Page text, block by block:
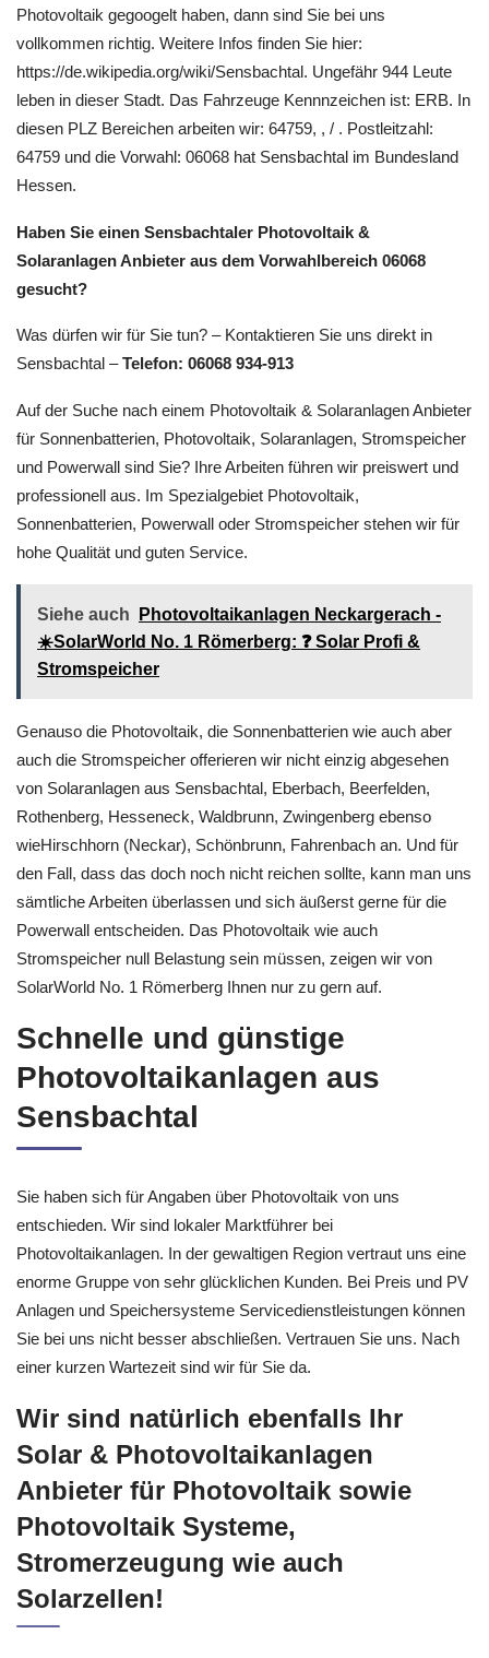
Photovoltaik gegoogelt haben, dann sind Sie bei uns
vollkommen richtig. Weitere Infos finden Sie hier:
https://de.wikipedia.org/wiki/Sensbachtal. Ungefähr 944 Leute
leben in dieser Stadt. Das Fahrzeuge Kennnzeichen ist: ERB. In
diesen PLZ Bereichen arbeiten wir: 64759, , / . Postleitzahl:
64759 und die Vorwahl: 06068 hat Sensbachtal im Bundesland
Hessen.
Haben Sie einen Sensbachtaler Photovoltaik &
Solaranlagen Anbieter aus dem Vorwahlbereich 06068
gesucht?
Was dürfen wir für Sie tun? – Kontaktieren Sie uns direkt in
Sensbachtal –Telefon: 06068 934-913
Auf der Suche nach einem Photovoltaik & Solaranlagen Anbieter
für Sonnenbatterien, Photovoltaik, Solaranlagen, Stromspeicher
und Powerwall sind Sie? Ihre Arbeiten führen wir preiswert und
professionell aus. Im Spezialgebiet Photovoltaik,
Sonnenbatterien, Powerwall oder Stromspeicher stehen wir für
hohe Qualität und guten Service.
Siehe auch
Photovoltaikanlagen Neckargerach -
☀️SolarWorld No. 1 Römerberg: ❓️ Solar Profi &
Stromspeicher
Genauso die Photovoltaik, die Sonnenbatterien wie auch aber
auch die Stromspeicher offerieren wir nicht einzig abgesehen
von Solaranlagen aus Sensbachtal, Eberbach, Beerfelden,
Rothenberg, Hesseneck, Waldbrunn, Zwingenberg ebenso
wieHirschhorn (Neckar), Schönbrunn, Fahrenbach an. Und für
den Fall, dass das doch noch nicht reichen sollte, kann man uns
sämtliche Arbeiten überlassen und sich äußerst gerne für die
Powerwall entscheiden. Das Photovoltaik wie auch
Stromspeicher null Belastung sein müssen, zeigen wir von
SolarWorld No. 1 Römerberg Ihnen nur zu gern auf.
Schnelle und günstige
Photovoltaikanlagen aus
Sensbachtal
Sie haben sich für Angaben über Photovoltaik von uns
entschieden. Wir sind lokaler Marktführer bei
Photovoltaikanlagen. In der gewaltigen Region vertraut uns eine
enorme Gruppe von sehr glücklichen Kunden. Bei Preis und PV
Anlagen und Speichersysteme Servicedienstleistungen können
Sie bei uns nicht besser abschließen. Vertrauen Sie uns. Nach
einer kurzen Wartezeit sind wir für Sie da.
Wir sind natürlich ebenfalls Ihr
Solar & Photovoltaikanlagen
Anbieter für Photovoltaik sowie
Photovoltaik Systeme,
Stromerzeugung wie auch
Solarzellen!